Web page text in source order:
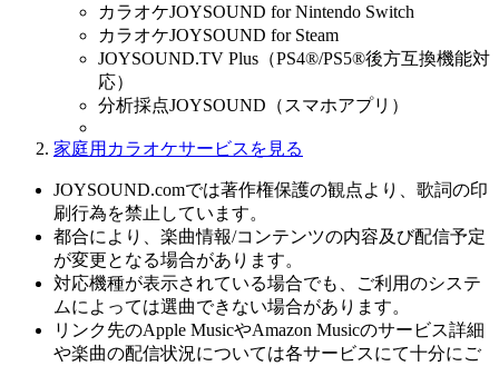
カラオケJOYSOUND for Nintendo Switch
カラオケJOYSOUND for Steam
JOYSOUND.TV Plus（PS4®/PS5®後方互換機能対
応）
分析採点JOYSOUND（スマホアプリ）
家庭用カラオケサービスを見る
JOYSOUND.comでは著作権保護の観点より、歌詞の印
刷行為を禁止しています。
都合により、楽曲情報/コンテンツの内容及び配信予定
が変更となる場合があります。
対応機種が表示されている場合でも、ご利用のシステ
ムによっては選曲できない場合があります。
リンク先のApple MusicやAmazon Musicのサービス詳細
や楽曲の配信状況については各サービスにて十分にご